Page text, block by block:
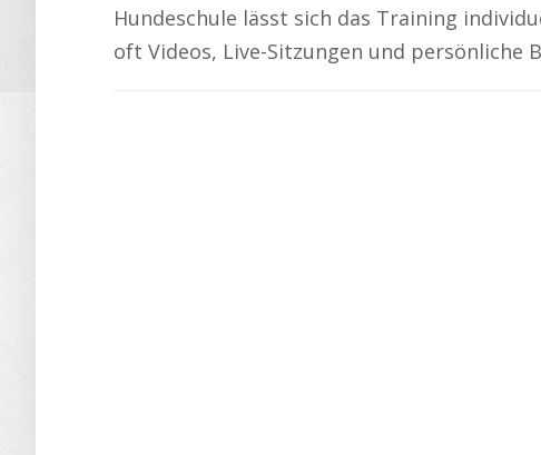
Hundeschule lässt sich das Training
oft Videos, Live-Sitzungen und